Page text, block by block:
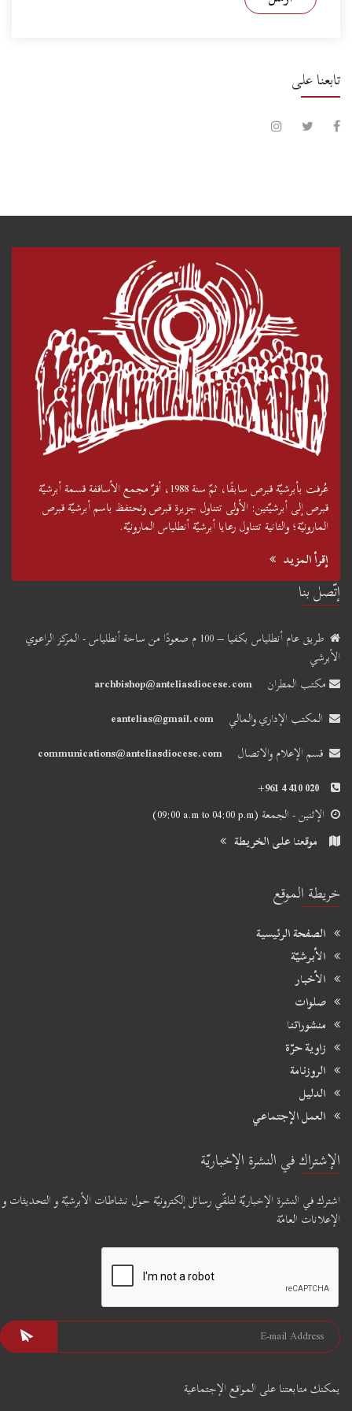
تابعنا على
عُرفت بأبرشيّة قبرص سابقًا، ثمّ سنة 1988، أقرّ مجمع الأساقفة قسمة أبرشيّة
قبرص إلى أبرشيّتين: الأولى تتناول جزيرة قبرص وتحتفظ باسم أبرشيّة قبرص
المارونيّة؛ والثانية تتناول رعايا أبرشيّة أنطلياس المارونيّة.
إقرأ المزيد
إتّصل بنا
طريق عام أنطلياس بكفيا – 100 م صعودًا من ساحة أنطلياس - المركز الراعوي
الأبرشي
مكتب المطران
archbishop@anteliasdiocese.com
المكتب الإداري والمالي
eantelias@gmail.com
قسم الإعلام والاتصال
communications@anteliasdiocese.com
+961 4 410 020
الإثنين - الجمعة(09:00 a.m to 04:00 p.m)
موقعنا على الخريطة
خريطة الموقع
الصفحة الرئيسية
الأبرشيّة
الأخبار
صلوات
منشوراتنا
زاوية حرّة
الروزنامة
الدليل
العمل الإجتماعي
الإشتراك في النشرة الإخباريّة
اشترك في النشرة الإخباريّة لتلقّي رسائل إلكترونيّة حول نشاطات الأبرشيّة و التحديثات و
الإعلانات العامّة
يمكنك متابعتنا على المواقع الإجتماعية